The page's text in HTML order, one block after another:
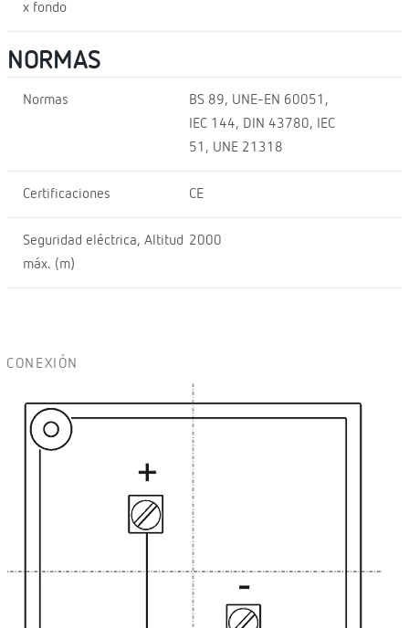
x fondo
NORMAS
Normas
BS 89, UNE-EN 60051,
IEC 144, DIN 43780, IEC
51, UNE 21318
Certificaciones CE
Seguridad eléctrica, Altitud
máx. (m)
2000
CONEXIÓN